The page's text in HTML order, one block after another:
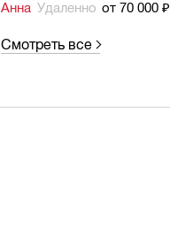
Анна Удаленно от 70 000 ₽
Смотреть все